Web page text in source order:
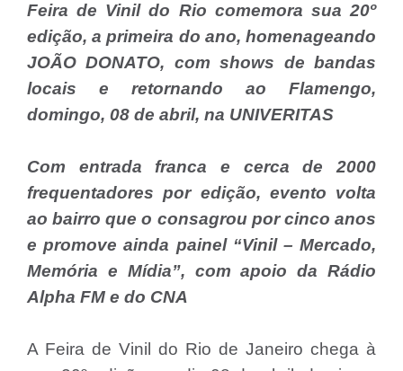
Feira de Vinil do Rio comemora sua 20º
edição, a primeira do ano, homenageando
JOÃO DONATO, com shows de bandas
locais e retornando ao Flamengo,
domingo, 08 de abril, na UNIVERITAS
Com entrada franca e cerca de 2000
frequentadores por edição, evento volta
ao bairro que o consagrou por cinco anos
e promove ainda painel “Vinil – Mercado,
Memória e Mídia”, com apoio da Rádio
Alpha FM e do CNA
A Feira de Vinil do Rio de Janeiro chega à